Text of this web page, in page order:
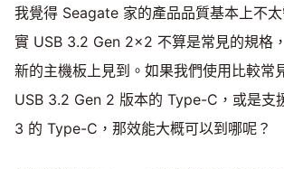
我覺得 Seagate 家的產品品質基本上不
實 USB 3.2 Gen 2x2 不算是常見的規格
新的主機板上見到。如果我們使用比較常
USB 3.2 Gen 2 版本的 Type-C，或是支
3 的 Type-C，那效能大概可以到哪呢？